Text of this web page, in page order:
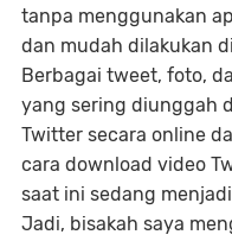
tanpa menggunakan
dan mudah dilakukan
Berbagai tweet, foto,
yang sering diunggah
Twitter secara online
cara download video
saat ini sedang
Jadi, bisakah saya